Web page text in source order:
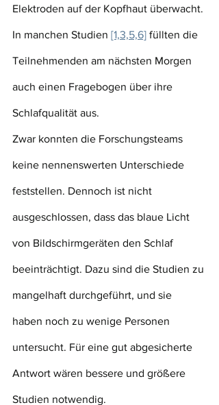
Elektroden auf der Kopfhaut überwacht.
In manchen Studien [1,3,5,6] füllten die
Teilnehmenden am nächsten Morgen
auch einen Fragebogen über ihre
Schlafqualität aus.
Zwar konnten die Forschungsteams
keine nennenswerten Unterschiede
feststellen. Dennoch ist nicht
ausgeschlossen, dass das blaue Licht
von Bildschirmgeräten den Schlaf
beeinträchtigt. Dazu sind die Studien zu
mangelhaft durchgeführt, und sie
haben noch zu wenige Personen
untersucht. Für eine gut abgesicherte
Antwort wären bessere und größere
Studien notwendig.